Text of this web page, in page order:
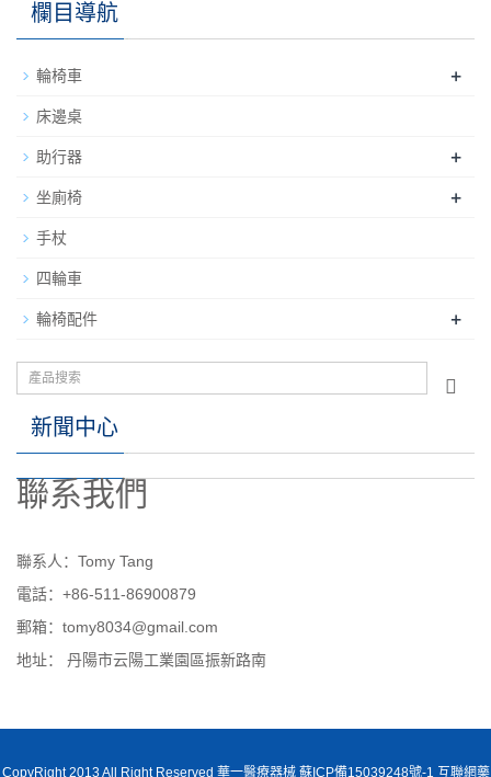
欄目導航
輪椅車 +
床邊桌
助行器 +
坐廁椅 +
手杖
四輪車
輪椅配件 +
新聞中心
聯系我們
聯系人：Tomy Tang
電話：+86-511-86900879
郵箱：tomy8034@gmail.com
地址： 丹陽市云陽工業園區振新路南
CopyRight 2013 All Right Reserved 華一醫療器械 蘇ICP備15039248號-1 互聯網藥